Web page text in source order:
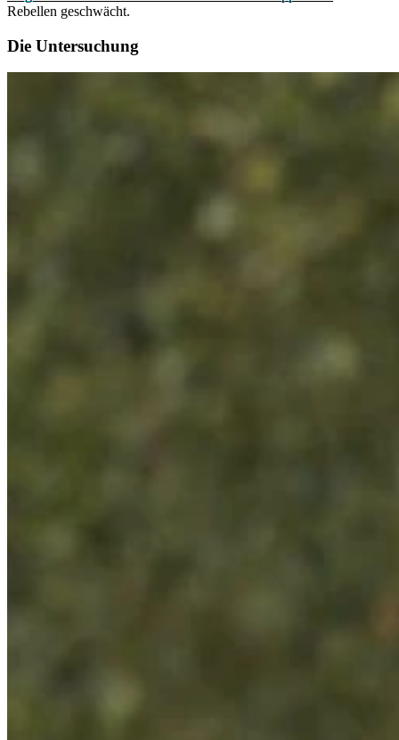
Rebellen geschwächt.
Die Untersuchung